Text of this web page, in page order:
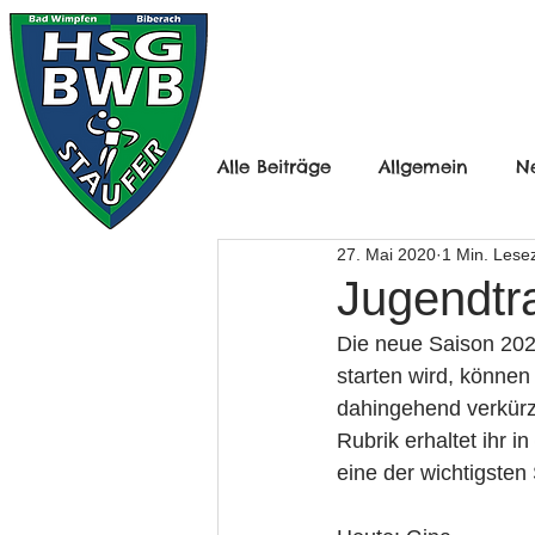
Alle Beiträge Allgemein
Frauen Ü30 B-Jugend
D-Jugend Männlich D-
F-Jugend Minis
27. Mai 2020 1 Min.
Die neue Saison
starten wird,
dahingehend
Rubrik erhaltet ihr
eine der wichtigsten